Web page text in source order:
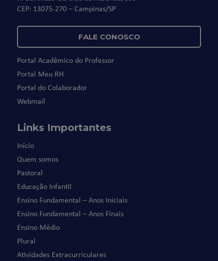
CEP: 13075-270 – Campinas/SP
FALE CONOSCO
Portal Acadêmico do Professor
Portal Meu RH
Portal do Colaborador
Webmail
Links Importantes
Início
Quem somos
Pastoral
Educação Infantil
Ensino Fundamental – Anos Iniciais
Ensino Fundamental – Anos Finais
Ensino Médio
Plural
Atividades Extracurriculares